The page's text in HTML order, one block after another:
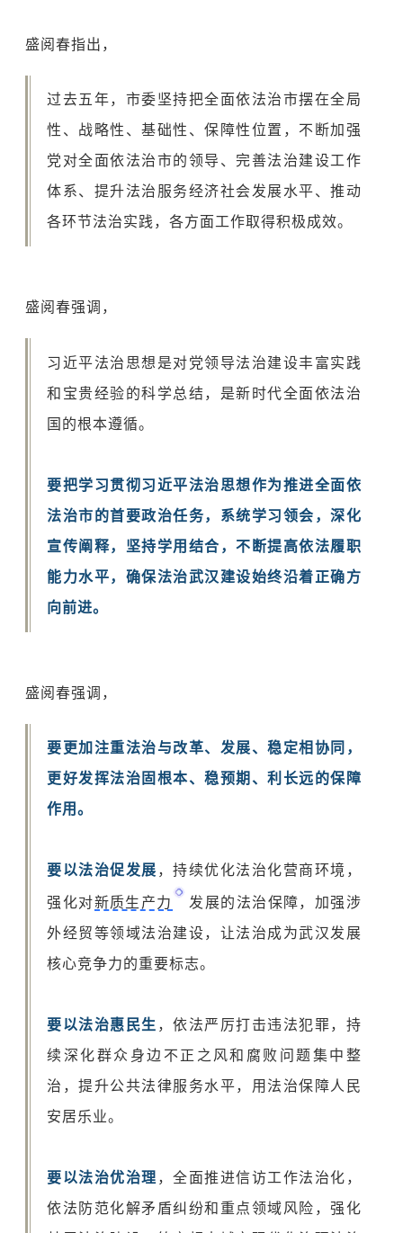
盛阅春指出，
过去五年，市委坚持把全面依法治市摆在全局
性、战略性、基础性、保障性位置，不断加强
党对全面依法治市的领导、完善法治建设工作
体系、提升法治服务经济社会发展水平、推动
各环节法治实践，各方面工作取得积极成效。
盛阅春强调，
习近平法治思想是对党领导法治建设丰富实践
和宝贵经验的科学总结，是新时代全面依法治
国的根本遵循。
要把学习贯彻习近平法治思想作为推进全面依
法治市的首要政治任务，系统学习领会，深化
宣传阐释，坚持学用结合，不断提高依法履职
能力水平，确保法治武汉建设始终沿着正确方
向前进。
盛阅春强调，
要更加注重法治与改革、发展、稳定相协同，
更好发挥法治固根本、稳预期、利长远的保障
作用。
要以法治促发展 ，持续优化法治化营商环境，
强化对新质生产力
发展的法治保障，加强涉
外经贸等领域法治建设，让法治成为武汉发展
核心竞争力的重要标志。
要以法治惠民生 ，依法严厉打击违法犯罪，持
续深化群众身边不正之风和腐败问题集中整
治，提升公共法律服务水平，用法治保障人民
安居乐业。
要以法治优治理 ，全面推进信访工作法治化，
依法防范化解矛盾纠纷和重点领域风险，强化